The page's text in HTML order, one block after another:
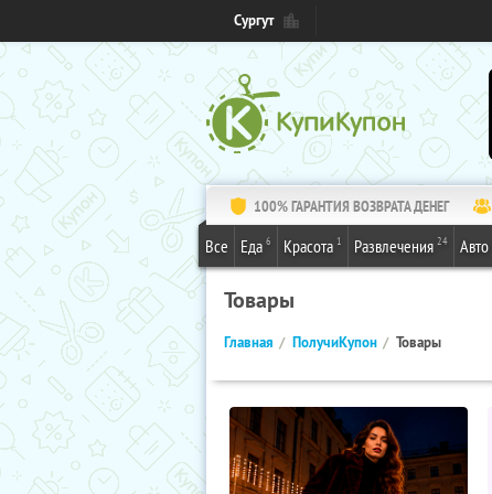
Сургут
100% ГАРАНТИЯ ВОЗВРАТА ДЕНЕГ
Все Еда 6 Красота 1 Развлечения 24 Авто
Товары
Главная ПолучиКупон Товары